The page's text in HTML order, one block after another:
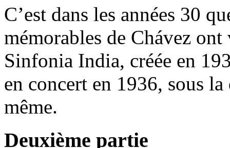
C’est dans les années 30
mémorables de Chávez
Sinfonia India, créée en
en concert en 1936, sous
même.
Deuxième partie